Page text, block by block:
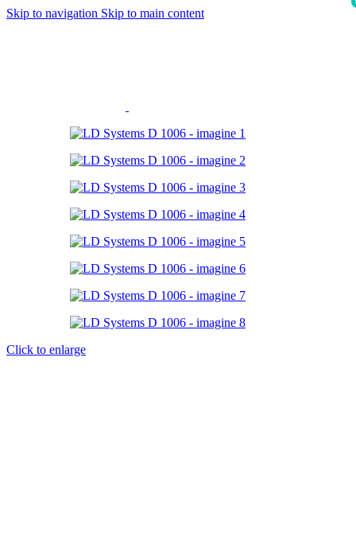
Skip to navigation Skip to main content
Click to enlarge